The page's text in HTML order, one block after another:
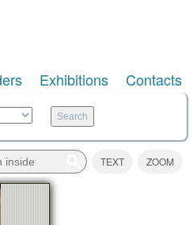
Exhibitions Contacts
TEXT ZOOM